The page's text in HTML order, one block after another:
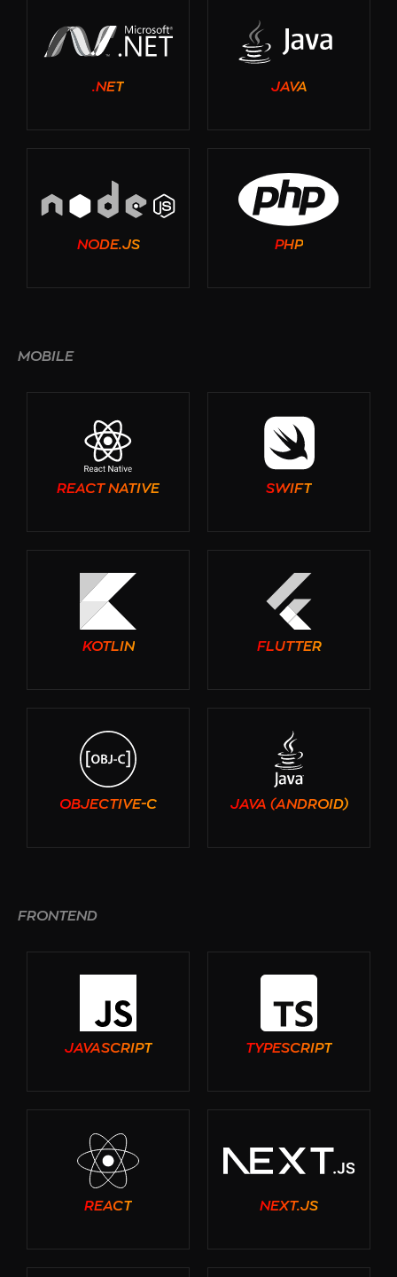
.NET JAVA
NODE.JS PHP
MOBILE
REACT NATIVE SWIFT
KOTLIN FLUTTER
OBJECTIVE-C JAVA (ANDROID)
FRONTEND
JAVASCRIPT TYPESCRIPT
REACT NEXT.JS